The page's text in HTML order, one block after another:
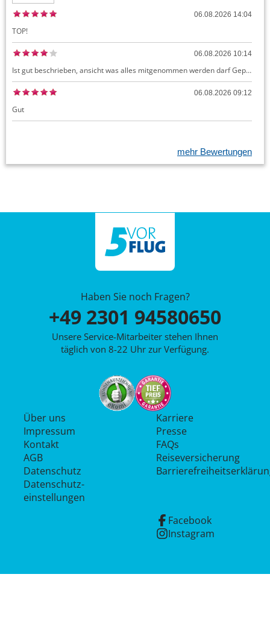
06.08.2026 14:04
TOP!
06.08.2026 10:14
Ist gut beschrieben, ansicht was alles mitgenommen werden darf Gepäck dürfte auch kostenloses Handgepäck umfassen, ansonsten sehr easy zu machen
06.08.2026 09:12
Gut
mehr Bewertungen
Haben Sie noch Fragen?
+49 2301 94580650
Unsere Service-Mitarbeiter stehen Ihnen
täglich von 8-22 Uhr zur Verfügung.
Über uns
Impressum
Kontakt
AGB
Datenschutz
Datenschutz­
einstellungen
Karriere
Presse
FAQs
Reiseversicherung
Facebook
Instagram